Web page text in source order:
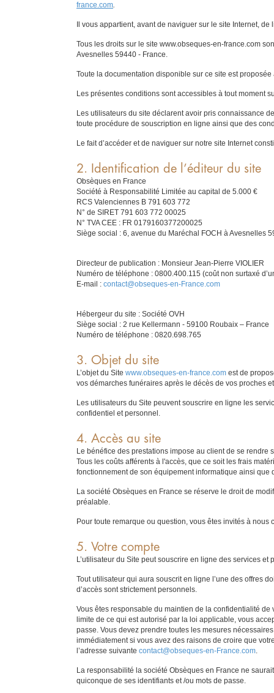
france.com.
Il vous appartient, avant de naviguer sur le site Internet,
Tous les droits sur le site www.obseques-en-france.com
Avesnelles 59440 - France.
Toute la documentation disponible sur ce site est
Les présentes conditions sont accessibles à tout moment
Les utilisateurs du site déclarent avoir pris connaissance
toute procédure de souscription en ligne ainsi que des
Le fait d’accéder et de naviguer sur notre site Internet
2. Identification de l’éditeur du site
Obsèques en France
Société à Responsabilité Limitée au capital de 5.000 €
RCS Valenciennes B 791 603 772
N° de SIRET 791 603 772 00025
N° TVA CEE : FR 0179160377200025
Siège social : 6, avenue du Maréchal FOCH à Avesnelles
Directeur de publication : Monsieur Jean-Pierre VIOLIER
Numéro de téléphone : 0800.400.115 (coût non surtaxé
E-mail : contact@obseques-en-France.com
Hébergeur du site : Société OVH
Siège social : 2 rue Kellermann - 59100 Roubaix – France
Numéro de téléphone : 0820.698.765
3. Objet du site
L’objet du Site www.obseques-en-france.com est de
vos démarches funéraires après le décès de vos proches
Les utilisateurs du Site peuvent souscrire en ligne les
confidentiel et personnel.
4. Accès au site
Le bénéfice des prestations impose au client de se rendre
Tous les coûts afférents à l'accès, que ce soit les frais
fonctionnement de son équipement informatique ainsi que
La société Obsèques en France se réserve le droit de
préalable.
Pour toute remarque ou question, vous êtes invités à nous
5. Votre compte
L’utilisateur du Site peut souscrire en ligne des services
Tout utilisateur qui aura souscrit en ligne l’une des offres
d’accès sont strictement personnels.
Vous êtes responsable du maintien de la confidentialité de
limite de ce qui est autorisé par la loi applicable, vous
passe. Vous devez prendre toutes les mesures
immédiatement si vous avez des raisons de croire que
l’adresse suivante contact@obseques-en-France.com.
La responsabilité la société Obsèques en France ne
quiconque de ses identifiants et /ou mots de passe.